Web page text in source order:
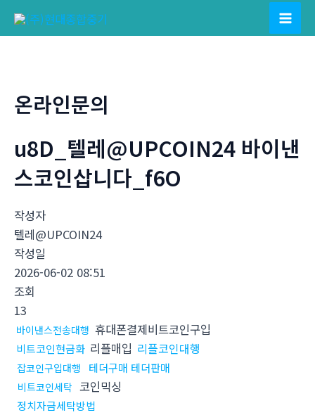
Main
온라인문의
u8D_텔레@UPCOIN24 바이낸
스코인삽니다_f6O
작성자
텔레@UPCOIN24
작성일
2026-06-02 08:51
조회
13
바이낸스전송대행 휴대폰결제비트코인구입
비트코인현금화 리플매입 리플코인대행
잡코인구입대행 테더구매 테더판매
비트코인세탁 코인믹싱
정치자금세탁방법